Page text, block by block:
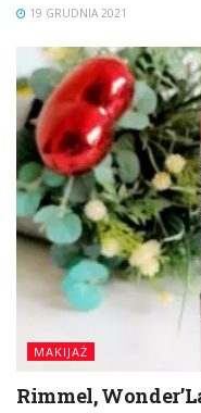
19 GRUDNIA 2021
MAKIJAŻ
Rimmel,